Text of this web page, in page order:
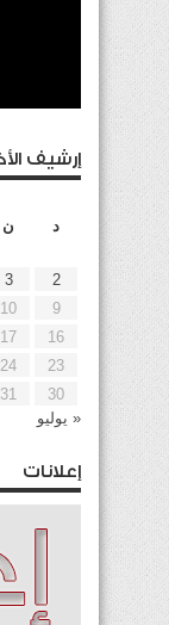
إرشيف
د
ن
2
3
9
10
16
17
23
24
30
31
« يوليو
إعلانات